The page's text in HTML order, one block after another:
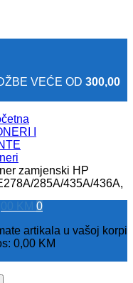
VEĆE OD 300,00
KM
0
artikala u vašoj korpi
0,00 KM
I
zamjenski HP
285A/435A/436A,